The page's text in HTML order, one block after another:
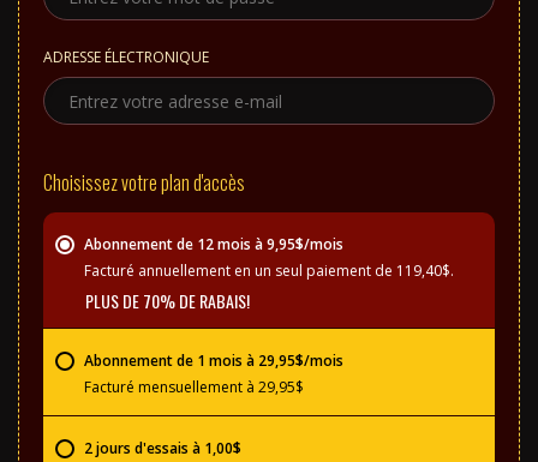
ADRESSE ÉLECTRONIQUE
Choisissez votre plan d'accès
Abonnement de 12 mois à 9,95$/mois
Facturé annuellement en un seul paiement de 119,40$.
PLUS DE 70% DE RABAIS!
Abonnement de 1 mois à 29,95$/mois
Facturé mensuellement à 29,95$
2 jours d'essais à 1,00$